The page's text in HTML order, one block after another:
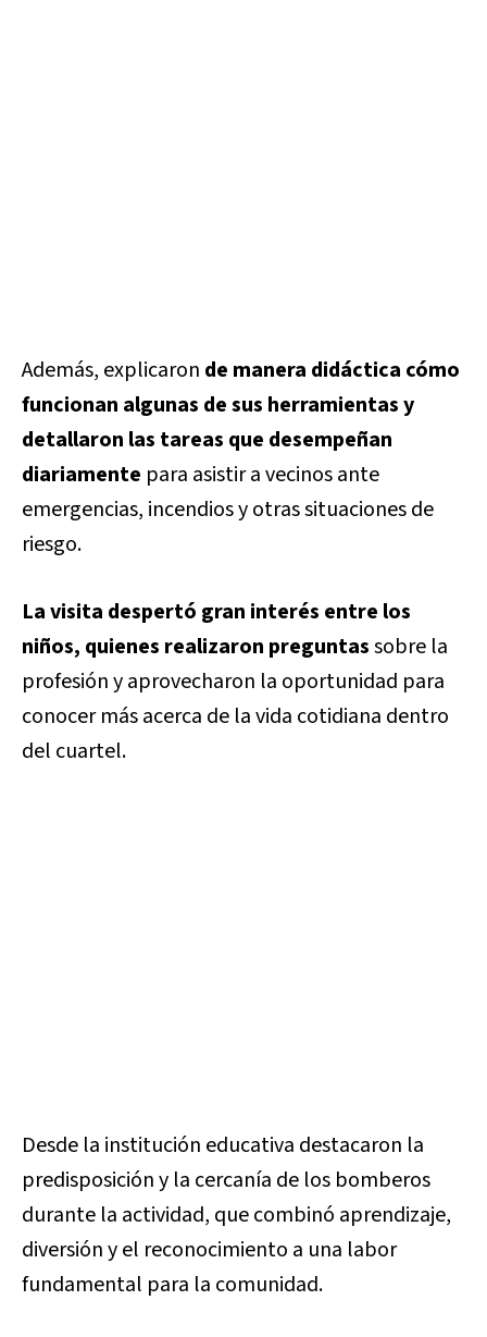
Además, explicaron de manera didáctica cómo
funcionan algunas de sus herramientas y
detallaron las tareas que desempeñan
diariamente para asistir a vecinos ante
emergencias, incendios y otras situaciones de
riesgo.
La visita despertó gran interés entre los
niños, quienes realizaron preguntassobre la
profesión y aprovecharon la oportunidad para
conocer más acerca de la vida cotidiana dentro
del cuartel.
Desde la institución educativa destacaron la
predisposición y la cercanía de los bomberos
durante la actividad, que combinó aprendizaje,
diversión y el reconocimiento a una labor
fundamental para la comunidad.